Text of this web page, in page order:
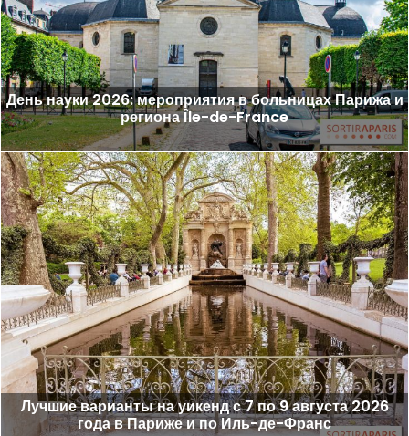
День науки 2026: мероприятия в больницах Парижа и
региона Île-de-France
Лучшие варианты на уикенд с 7 по 9 августа 2026
года в Париже и по Иль-де-Франс